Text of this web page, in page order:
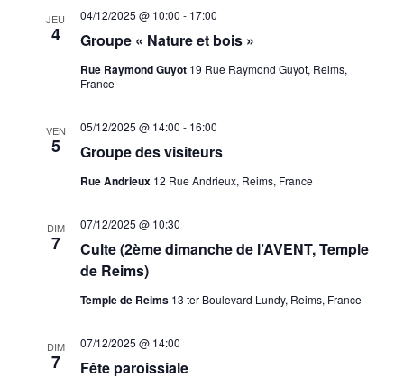
JEU
4 Groupe « Nature et bois »
04/12/2025 @ 10:00 - 17:00
Rue Raymond Guyot 19 Rue Raymond Guyot, Reims,
France
VEN
5 Groupe des visiteurs
05/12/2025 @ 14:00 - 16:00
Rue Andrieux 12 Rue Andrieux, Reims, France
DIM
7
Culte (2ème dimanche de l’AVENT, Temple
de Reims)
07/12/2025 @ 10:30
Temple de Reims 13 ter Boulevard Lundy, Reims, France
DIM
7 Fête paroissiale
07/12/2025 @ 14:00